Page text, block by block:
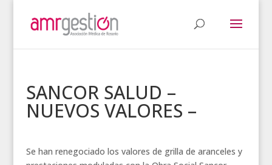
SANCOR SALUD –
NUEVOS VALORES –
Se han renegociado los valores de grilla de aranceles y